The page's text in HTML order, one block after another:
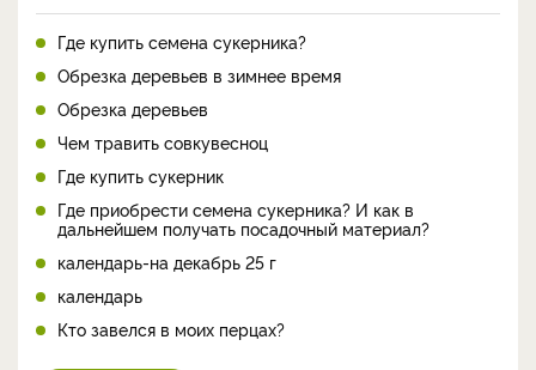
Где купить семена сукерника?
Обрезка деревьев в зимнее время
Обрезка деревьев
Чем травить совкувесноц
Где купить сукерник
Где приобрести семена сукерника? И как в
дальнейшем получать посадочный материал?
календарь-на декабрь 25 г
календарь
Кто завелся в моих перцах?